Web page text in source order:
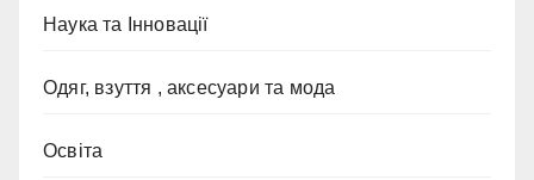
Наука та Інновації
Одяг, взуття , аксесуари та мода
Освіта